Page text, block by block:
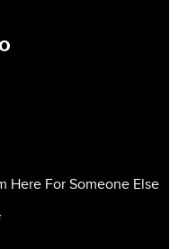
Here For Someone Else